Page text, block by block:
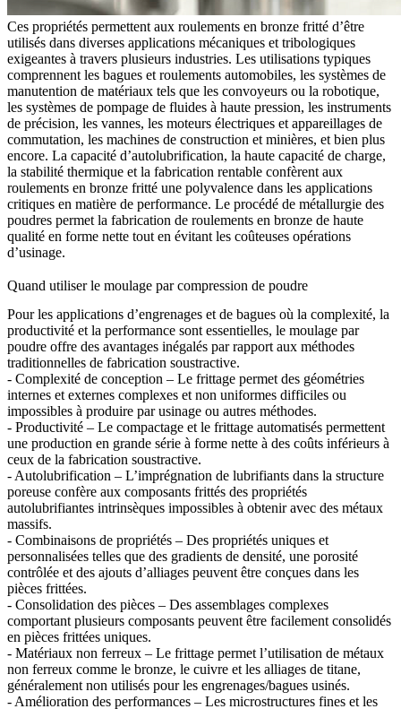
Ces propriétés permettent aux roulements en bronze fritté d’être
utilisés dans diverses applications mécaniques et tribologiques
exigeantes à travers plusieurs industries. Les utilisations typiques
comprennent les bagues et roulements automobiles, les systèmes de
manutention de matériaux tels que les convoyeurs ou la robotique,
les systèmes de pompage de fluides à haute pression, les instruments
de précision, les vannes, les moteurs électriques et appareillages de
commutation, les machines de construction et minières, et bien plus
encore. La capacité d’autolubrification, la haute capacité de charge,
la stabilité thermique et la fabrication rentable confèrent aux
roulements en bronze fritté une polyvalence dans les applications
critiques en matière de performance. Le procédé de métallurgie des
poudres permet la fabrication de roulements en bronze de haute
qualité en forme nette tout en évitant les coûteuses opérations
d’usinage.
Quand utiliser le moulage par compression de poudre
Pour les applications d’engrenages et de bagues où la complexité, la
productivité et la performance sont essentielles, le moulage par
poudre offre des avantages inégalés par rapport aux méthodes
traditionnelles de fabrication soustractive.
- Complexité de conception – Le frittage permet des géométries
internes et externes complexes et non uniformes difficiles ou
impossibles à produire par usinage ou autres méthodes.
- Productivité – Le compactage et le frittage automatisés permettent
une production en grande série à forme nette à des coûts inférieurs à
ceux de la fabrication soustractive.
- Autolubrification – L’imprégnation de lubrifiants dans la structure
poreuse confère aux composants frittés des propriétés
autolubrifiantes intrinsèques impossibles à obtenir avec des métaux
massifs.
- Combinaisons de propriétés – Des propriétés uniques et
personnalisées telles que des gradients de densité, une porosité
contrôlée et des ajouts d’alliages peuvent être conçues dans les
pièces frittées.
- Consolidation des pièces – Des assemblages complexes
comportant plusieurs composants peuvent être facilement consolidés
en pièces frittées uniques.
- Matériaux non ferreux – Le frittage permet l’utilisation de métaux
non ferreux comme le bronze, le cuivre et les alliages de titane,
généralement non utilisés pour les engrenages/bagues usinés.
- Amélioration des performances – Les microstructures fines et les